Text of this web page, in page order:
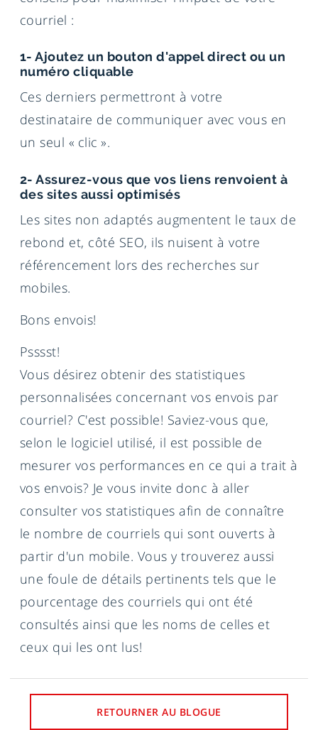
courriel :
1- Ajoutez un bouton d'appel direct ou un
numéro cliquable
Ces derniers permettront à votre
destinataire de communiquer avec vous en
un seul « clic ».
2- Assurez-vous que vos liens renvoient à
des sites aussi optimisés
Les sites non adaptés augmentent le taux de
rebond et, côté SEO, ils nuisent à votre
référencement lors des recherches sur
mobiles.
Bons envois!
Psssst!
Vous désirez obtenir des statistiques
personnalisées concernant vos envois par
courriel? C'est possible! Saviez-vous que,
selon le logiciel utilisé, il est possible de
mesurer vos performances en ce qui a trait à
vos envois? Je vous invite donc à aller
consulter vos statistiques afin de connaître
le nombre de courriels qui sont ouverts à
partir d'un mobile. Vous y trouverez aussi
une foule de détails pertinents tels que le
pourcentage des courriels qui ont été
consultés ainsi que les noms de celles et
ceux qui les ont lus!
RETOURNER AU BLOGUE